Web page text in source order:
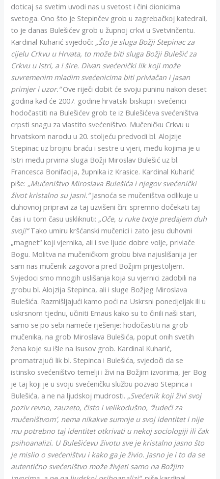
doticaj sa svetim uvodi nas u svetost i čini dionicima
svetoga. Ono što je Stepinčev grob u zagrebačkoj katedrali,
to je danas Bulešićev grob u župnoj crkvi u Svetvinčentu.
Kardinal Kuharić svjedoči: „Što je sluga Božji Stepinac za
cijelu Crkvu u Hrvata, to može biti sluga Božji Bulešić za
Crkvu u Istri, a i šire. Divan svećenički lik koji može
suvremenim mladim svećenicima biti privlačan i jasan
primjer i uzor.“Ove riječi dobit će svoju puninu nakon deset
godina kad će 2007. godine hrvatski biskupi i svećenici
hodočastiti na Bulešićev grob te iz Bulešićeva svećeništva
crpsti snagu za vlastito svećeništvo. Mučeničku Crkvu u
hrvatskom narodu u 20. stoljeću predvodi bl. Alojzije
Stepinac uz brojnu braću i sestre u vjeri, među kojima je u
Istri među prvima sluga Božji Miroslav Bulešić uz bl.
Francesca Bonifacija, župnika iz Krasice. Kardinal Kuharić
piše: „Mučeništvo Miroslava Bulešića i njegov svećenički
život kristalno su jasni.“Jasnoća se mučeništva odlikuje u
duhovnoj pripravi za taj uzvišeni čin: spremno dočekati taj
čas i u tom času uskliknuti: „Oče, u ruke tvoje predajem duh
svoj!“Tako umiru kršćanski mučenici i zato jesu duhovni
„magnet“ koji vjernika, ali i sve ljude dobre volje, privlače
Bogu. Molitva na mučeničkom grobu biva najuslišanija jer
sam nas mučenik zagovora pred Božjim prijestoljem.
Svjedoci smo mnogih uslišanja koja su vjernici zadobili na
grobu bl. Alojzija Stepinca, ali i sluge Božjeg Miroslava
Bulešića. Razmišljajući kamo poći na Uskrsni ponedjeljak ili u
uskrsnom tjednu, učiniti Emaus kako su to činili naši stari,
samo se po sebi nameće rješenje: hodočastiti na grob
mučenika, na grob Miroslava Bulešića, poput onih svetih
žena koje su išle na Isusov grob. Kardinal Kuharić,
promatrajući lik bl. Stepinca i Bulešića, svjedoči da se
istinsko svećeništvo temelji i živi na Božjim izvorima, jer Bog
je taj koji je u svoju svećeničku službu pozvao Stepinca i
Bulešića, a ne na ljudskoj mudrosti. „Svećenik koji živi svoj
poziv revno, zauzeto, čisto i velikodušno, ′žudeći za
mučeništvom′, nema nikakve sumnje u svoj identitet i nije
mu potrebno taj identitet otkrivati u nekoj sociologiji ili čak
psihoanalizi. U Bulešićevu životu sve je kristalno jasno što
je mislio o svećeništvu i kako ga je živio. Jasno je i to da se
autentično svećeništvo može živjeti samo na Božjim